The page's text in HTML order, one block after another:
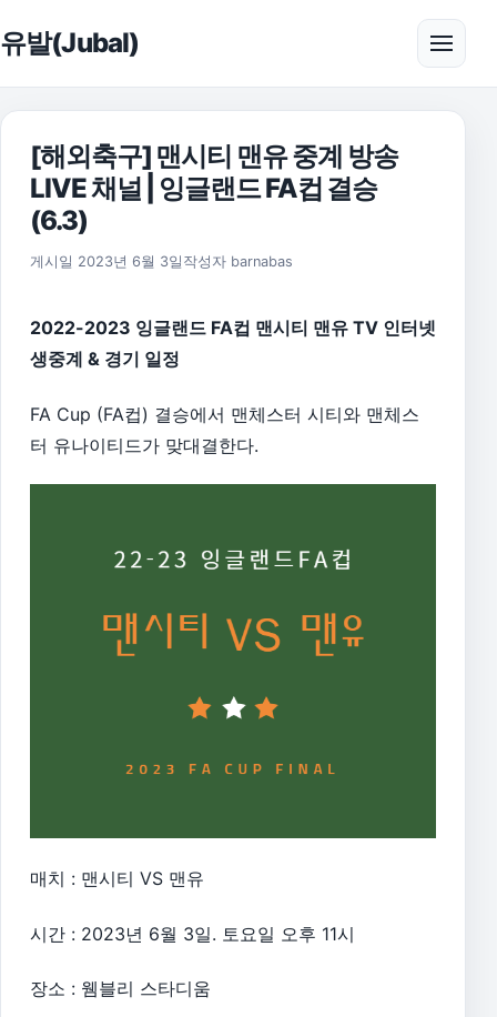
유발(Jubal) 메뉴
[해외축구] 맨시티 맨유 중계 방송
LIVE 채널 | 잉글랜드 FA컵 결승
(6.3)
게시일 2023년 6월 3일 2026년 8월 1일
작성자 barnabas
2022-2023 잉글랜드 FA컵 맨시티 맨유 TV 인터넷
생중계 & 경기 일정
FA Cup (FA컵) 결승에서 맨체스터 시티와 맨체스
터 유나이티드가 맞대결한다.
매치 : 맨시티 VS 맨유
시간 : 2023년 6월 3일. 토요일 오후 11시
장소 : 웸블리 스타디움